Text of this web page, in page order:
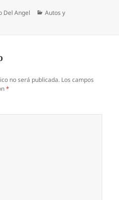
Del Angel Categorías
Autos y
no será publicada. Los campos
*